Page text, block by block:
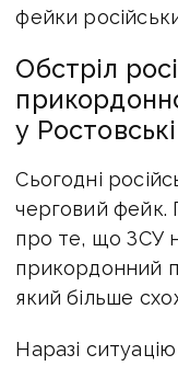
фейки
Обстріл
у
Сьогодні
черговий фейк.
про те, що ЗСУ
прикордонний
який більше
Наразі